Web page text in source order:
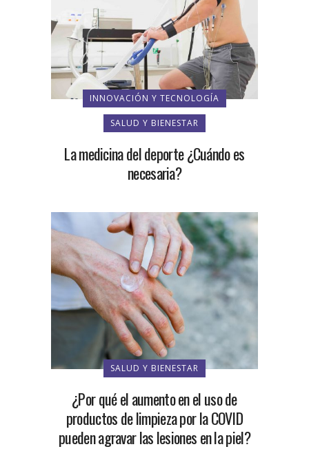
INNOVACIÓN Y TECNOLOGÍA
SALUD Y BIENESTAR
La medicina del deporte ¿Cuándo es
necesaria?
SALUD Y BIENESTAR
¿Por qué el aumento en el uso de
productos de limpieza por la COVID
pueden agravar las lesiones en la piel?